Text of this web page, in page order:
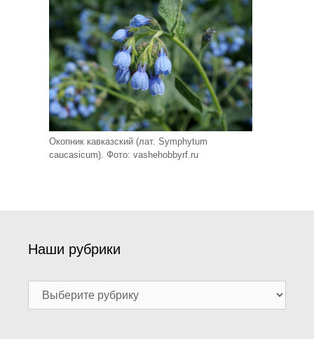
Окопник кавказский (лат. Symphytum
caucasicum). Фото: vashehobbyrf.ru
Наши рубрики
Наши
рубрики